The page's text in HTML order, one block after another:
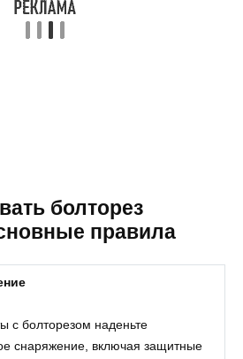
болторез
правила
с болторезом наденьте
снаряжение, включая защитные